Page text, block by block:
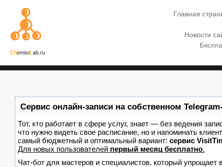
ChemistL ab.ru
Главная
Новости
Сервис онлайн-записи на собственном
Тот, кто работает в сфере услуг, знает — без ведения
что нужно видеть свое расписание, но и напоминать
самый бюджетный и оптимальный вариант: сервис
Для новых пользователей первый месяц бесплатно.
Чат-бот для мастеров и специалистов, который упрощает